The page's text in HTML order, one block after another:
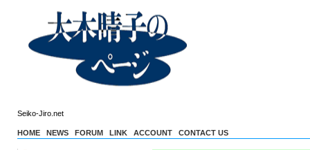
Seiko-Jiro.net
HOME NEWS FORUM LINK ACCOUNT CONTACT US